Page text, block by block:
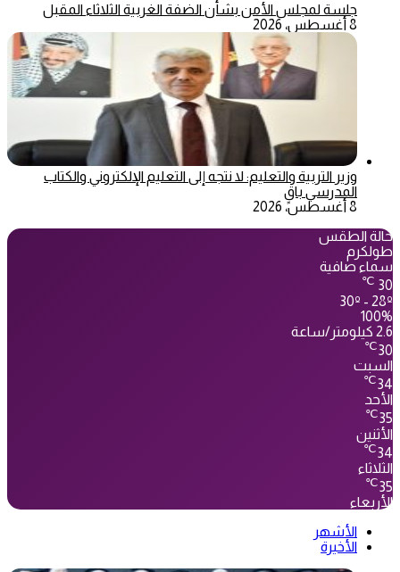
جلسة لمجلس الأمن بشأن الضفة الغربية الثلاثاء المقبل
8 أغسطس، 2026
وزير التربية والتعليم: لا نتجه إلى التعليم الإلكتروني والكتاب
المدرسي باقٍ
8 أغسطس، 2026
حالة الطقس
طولكرم
سماء صافية
30
℃
30º - 28º
100%
2.6 كيلومتر/ساعة
30
℃
السبت
34
℃
الأحد
35
℃
الأثنين
34
℃
الثلاثاء
35
℃
الأربعاء
الأشهر
الأخيرة